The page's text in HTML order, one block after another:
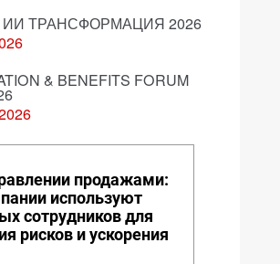
ИИ ТРАНСФОРМАЦИЯ 2026
& BENEFITS FORUM
продажами:
используют
сотрудников для
рисков и ускорения